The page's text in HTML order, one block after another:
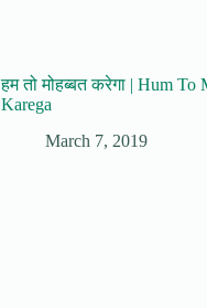
हम तो मोहब्बत करेगा | Hum To
Karega
March 7, 2019